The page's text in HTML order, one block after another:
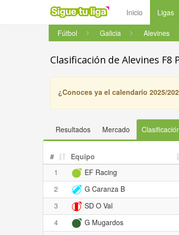
Inicio Ligas
Fútbol Galicia Alevines
Clasificación de Alevines F8
¿Conoces ya el calendario 2025/
Resultados Mercado
# Equipo
1
EF Racing
2
G Caranza B
3
SD O Val
4
G Mugardos